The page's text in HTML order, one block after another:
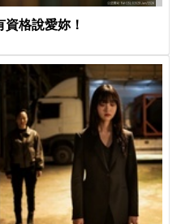
格說愛妳！